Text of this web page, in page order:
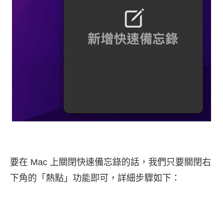
要在 Mac 上關閉快速備忘錄的話，我們只要關閉右
下角的「熱點」功能即可，詳細步驟如下：